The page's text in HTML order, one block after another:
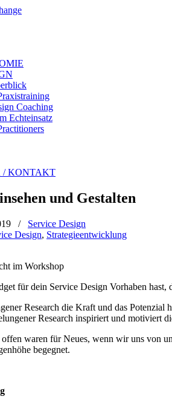
Coaching
Echteinsatz
/ KONTAKT
und Gestalten
/
Service Design
Design, Strategieentwicklung
im Workshop
für dein Service Design Vorhaben hast,
Research die Kraft und das
Research inspiriert und motiviert
waren für Neues, wenn wir uns von
begegnet.